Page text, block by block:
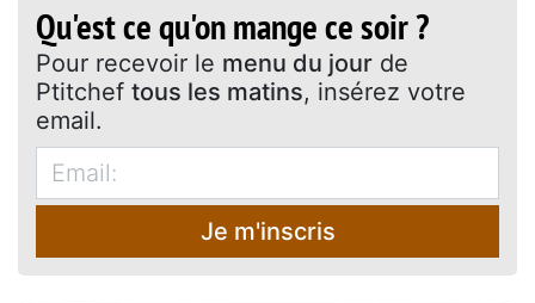
Qu'est ce qu'on mange ce soir ?
Pour recevoir le menu du jour de
Ptitchef tous les matins, insérez votre
email.
Je m'inscris